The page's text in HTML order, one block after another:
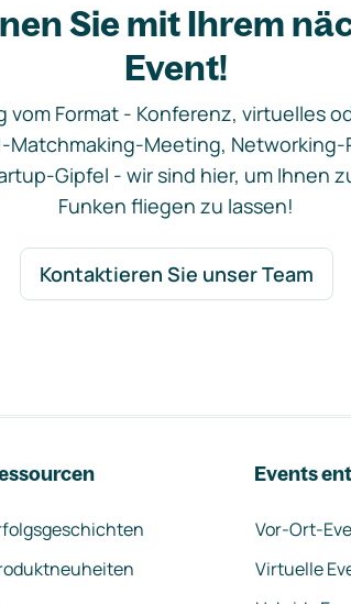
Sie mit Ihrem
Event!
vom Format - Konferenz, virtuelles
Matchmaking-Meeting, Networking-
Gipfel - wir sind hier, um Ihnen
Funken fliegen zu lassen!
Kontaktieren Sie unser Team
Events
Vor-Ort-
Virtuelle